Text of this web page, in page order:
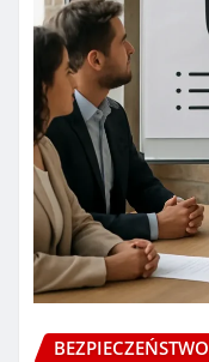
BEZPIECZEŃSTWO